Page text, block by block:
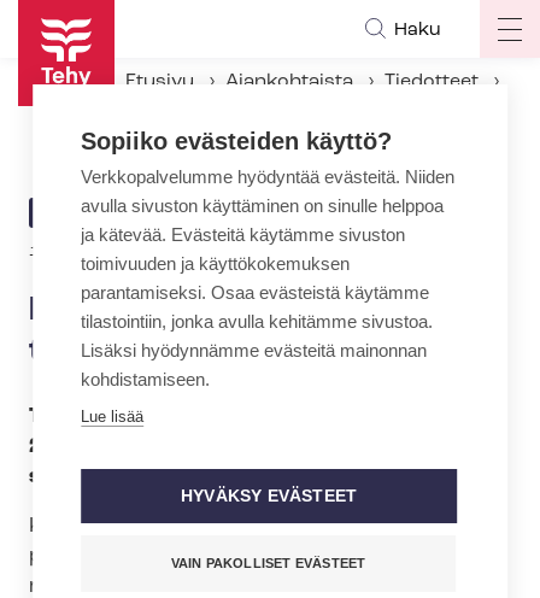
Hyppää
pääsisältöön
Haku
Etusivu Ajankohtaista
Tiedotteet
ARTIKKELIN
KATEGORIA
TIEDOTE
12.11.2014 | 22:00
Raija Kontiosta vuoden 2014
tehyläinen esimies
Tehyn hallinnon jaosto on valinnut vuoden
2014 tehyläiseksi esimieheksi Kellokosken
sairaalan varajohtajan Raija Kontion.
Kellokosken sairaalassa tehdään parhaillaan
paljon erilaisia hoitotyötä koskevia isojakin
muutoksia. Raija Kontio on ollut merkittävässä
Sopiiko evästeiden käyttö?
Verkkopalvelumme hyödyntää evästeitä. Niiden
avulla sivuston käyttäminen on sinulle helppoa
ja kätevää. Evästeitä käytämme sivuston
toimivuuden ja käyttökokemuksen
parantamiseksi. Osaa evästeistä käytämme
tilastointiin, jonka avulla kehitämme sivustoa.
Lisäksi hyödynnämme evästeitä mainonnan
kohdistamiseen.
Lue lisää
HYVÄKSY EVÄSTEET
VAIN PAKOLLISET EVÄSTEET